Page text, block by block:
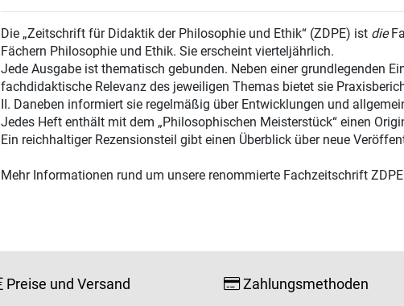
Die „Zeitschrift für Didaktik der Philosophie und Ethik“ (ZDPE) ist die
Fächern Philosophie und Ethik. Sie erscheint vierteljährlich.
Jede Ausgabe ist thematisch gebunden. Neben einer grundlegenden
fachdidaktische Relevanz des jeweiligen Themas bietet sie
II. Daneben informiert sie regelmäßig über Entwicklungen und
Jedes Heft enthält mit dem „Philosophischen Meisterstück“ einen
Ein reichhaltiger Rezensionsteil gibt einen Überblick über neue
Mehr Informationen rund um unsere renommierte Fachzeitschrift
Preise und Versand Zahlungsmethoden